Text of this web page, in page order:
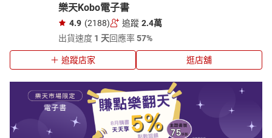
樂天Kobo電子書
4.9 (2188) 追蹤 2.4萬
出貨速度 1 天回應率57%
追蹤店家 逛店舖